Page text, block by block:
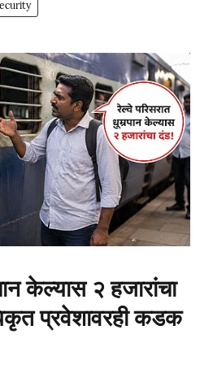
केल्यास २ हजारांचा
प्रवेशावरही कडक